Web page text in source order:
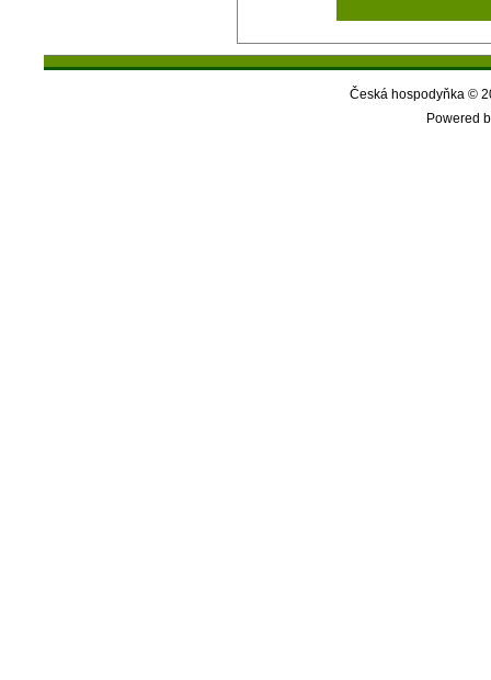
Česká hospodyňka ©
Powered